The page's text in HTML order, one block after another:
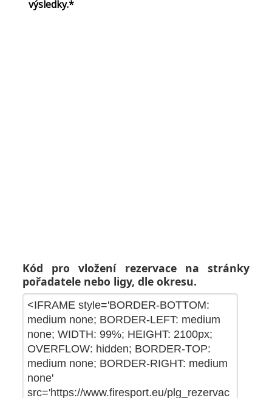
Kód pro vložení rezervace na stránky
pořadatele nebo ligy, dle okresu.